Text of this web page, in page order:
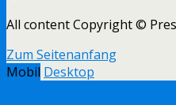
All content Copyright ©
Zum Seitenanfang
Mobil Desktop